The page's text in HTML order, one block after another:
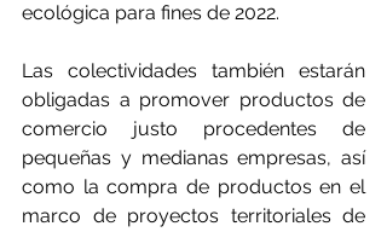
ecológica para fines de 2022.
Las colectividades también estarán
obligadas a promover productos de
comercio justo procedentes de
pequeñas y medianas empresas, así
como la compra de productos en el
marco de proyectos territoriales de